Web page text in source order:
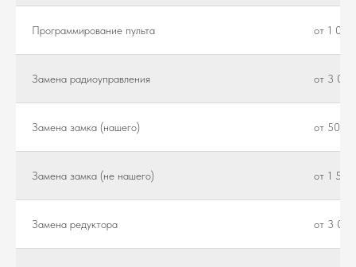
Программирование пульта от 1
Замена радиоуправления от 3
Замена замка (нашего) от 500 ₽
Замена замка (не нашего) от 1
Замена редуктора от 3